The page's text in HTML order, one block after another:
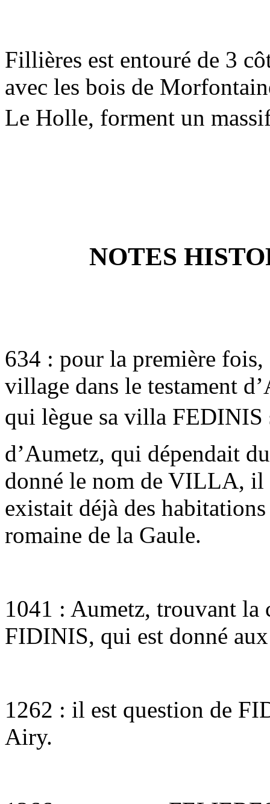
Fillières est entouré de 3
avec les bois de
Le Holle, forment un
NOTES
634 : pour la première
village dans le testament
qui lègue sa villa
d’Aumetz, qui dépendait
donné le nom de VILLA, il
existait déjà des
romaine de la Gaule.
1041 : Aumetz, trouvant la
FIDINIS, qui est donné
1262 : il est question de
Airy.